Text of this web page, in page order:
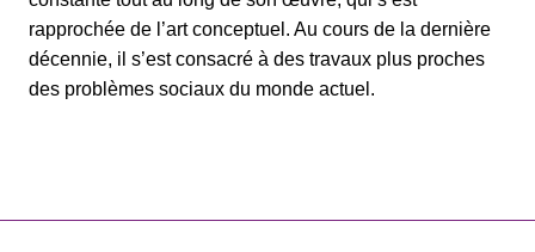
rapprochée de l’art conceptuel. Au cours de la dernière
décennie, il s’est consacré à des travaux plus proches
des problèmes sociaux du monde actuel.